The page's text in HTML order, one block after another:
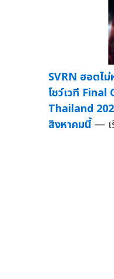
SVRN ฮอตไ
โชว์เวที
Thailand
สิงหาคมนี้ — เ